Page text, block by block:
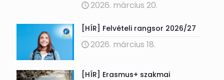
2026. március 20.
[HÍR] Felvételi rangsor 2026/27
2026. március 18.
[HÍR] Erasmus+ szakmai